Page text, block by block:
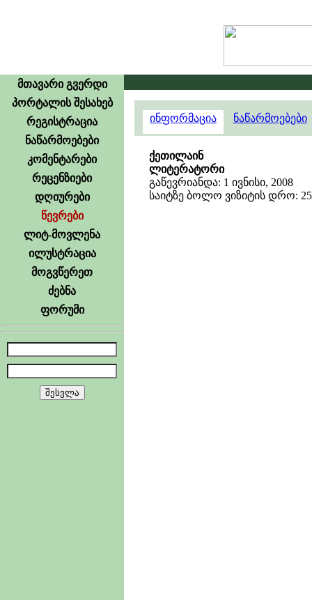
მთავარი გვერდი
პორტალის შესახებ
რეგისტრაცია
ნაწარმოებები
კომენტარები
რეცენზიები
დღიურები
წევრები
ლიტ-მოვლენა
ილუსტრაცია
მოგვწერეთ
ძებნა
ფორუმი
ინფორმაცია ნაწარმოებები
ქეთილაინ
ლიტერატორი
გაწევრიანდა: 1 ივნისი, 2008
საიტზე ბოლო ვიზიტის დრო: 25